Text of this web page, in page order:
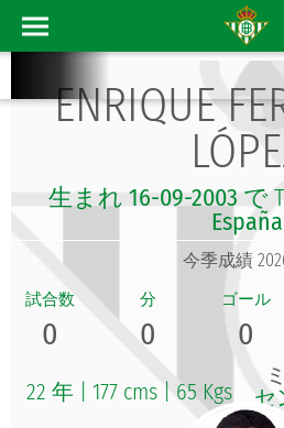
ENRIQUE
生まれ 16-09-2003 で
España
今季成績
0 0 0
22 年 177 cms 65 Kgs
セ